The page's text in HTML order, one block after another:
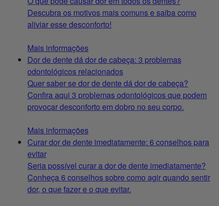
Descubra os motivos mais comuns e saiba como
aliviar esse desconforto!
Mais informações
Dor de dente dá dor de cabeça: 3 problemas
odontológicos relacionados
Quer saber se dor de dente dá dor de cabeça?
Confira aqui 3 problemas odontológicos que podem
provocar desconforto em dobro no seu corpo.
Mais informações
Curar dor de dente imediatamente: 6 conselhos para
evitar
Seria possível curar a dor de dente imediatamente?
Conheça 6 conselhos sobre como agir quando sentir
dor, o que fazer e o que evitar.